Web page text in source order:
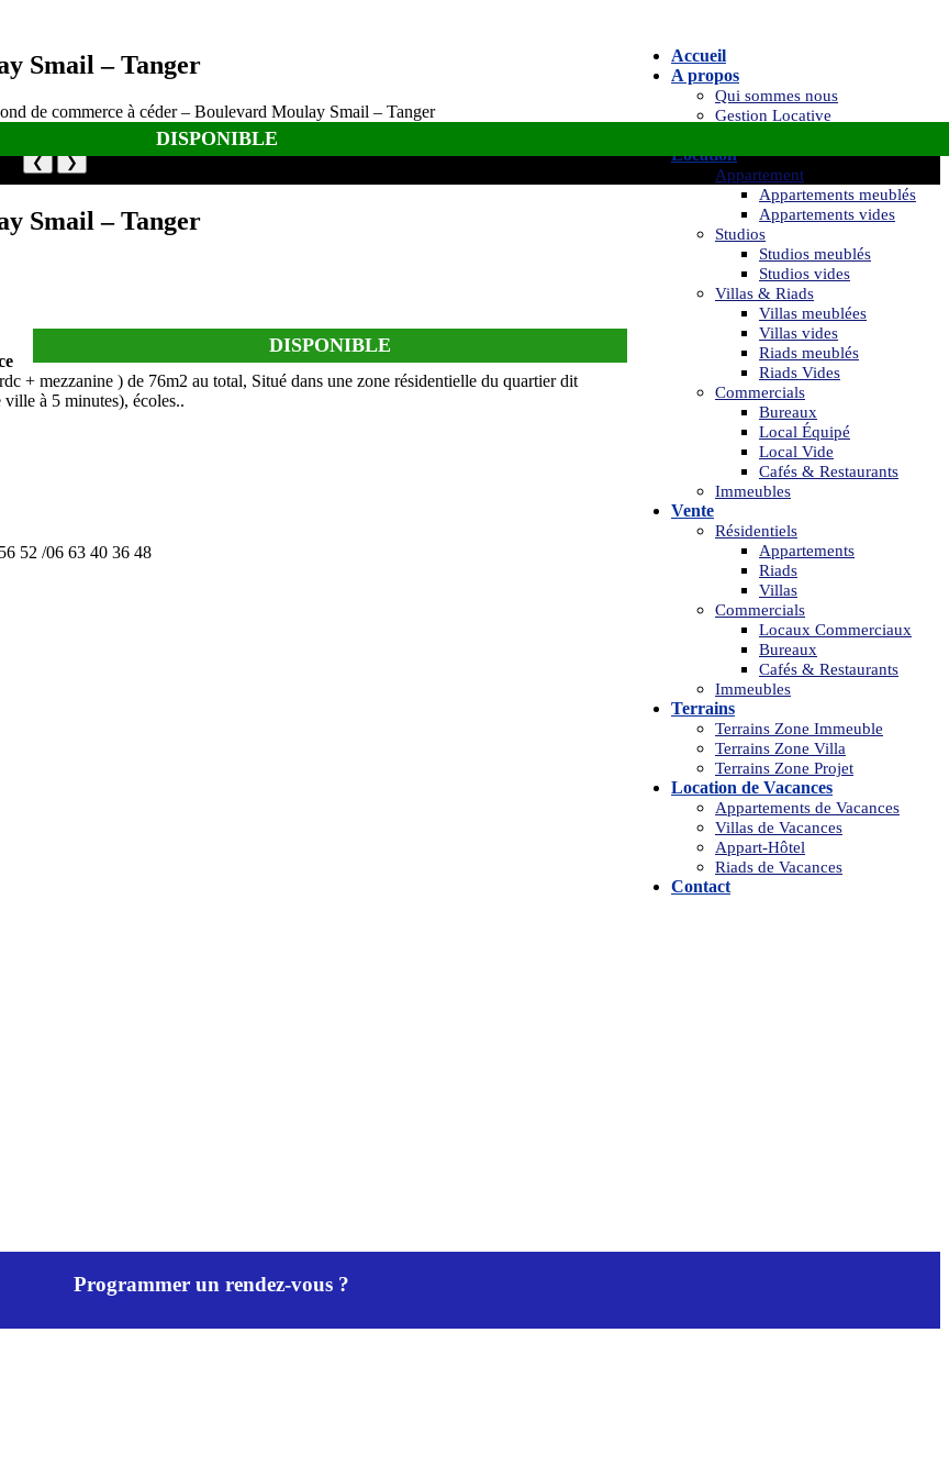
Accueil
A propos
Qui sommes nous
Gestion Locative
Location
Appartement
Appartements meublés
Appartements vides
Studios
Studios meublés
Studios vides
Villas & Riads
Villas meublées
Villas vides
Riads meublés
Riads Vides
Commercials
Bureaux
Local Équipé
Local Vide
Cafés & Restaurants
Immeubles
Vente
Résidentiels
Appartements
Riads
Villas
Commercials
Locaux Commerciaux
Bureaux
Cafés & Restaurants
Immeubles
Terrains
Terrains Zone Immeuble
Terrains Zone Villa
Terrains Zone Projet
Location de Vacances
Appartements de Vacances
Villas de Vacances
Appart-Hôtel
Riads de Vacances
Contact
Smail – Tanger
de commerce à céder – Boulevard Moulay Smail – Tanger
DISPONIBLE
❮ ❯
Smail – Tanger
DISPONIBLE
+ mezzanine ) de 76m2 au total, Situé dans une zone résidentielle du quartier dit
à 5 minutes), écoles..
52 /06 63 40 36 48
Programmer un rendez-vous ?